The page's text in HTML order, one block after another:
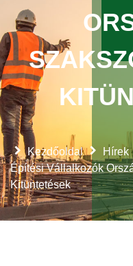
Kezdőoldal Hírek
Építési Vállalkozók
Kitüntetések